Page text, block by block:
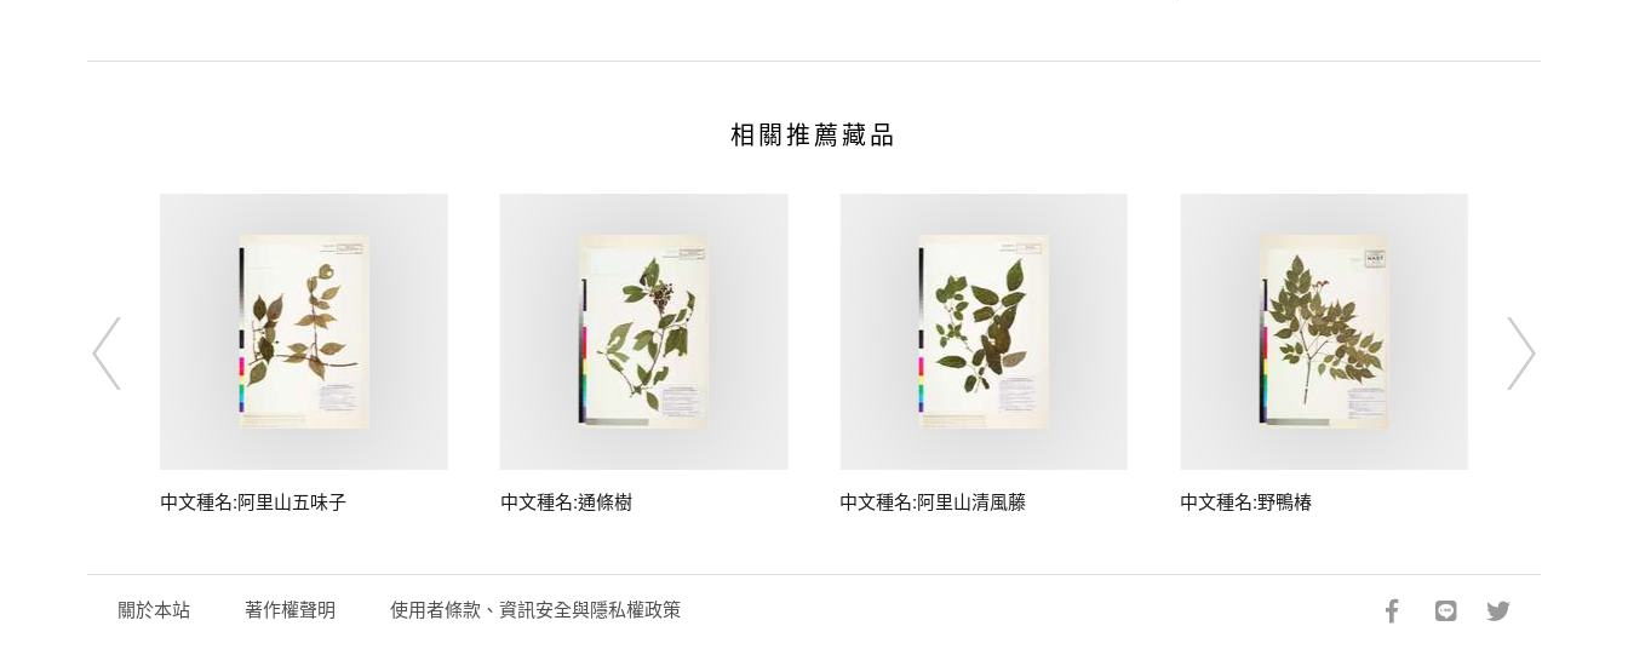
相關推薦藏品
中文種名:阿里山五味子 中文種名:通條樹 中文種名:阿里山清風藤 中文種名:野鴨椿
關於本站 著作權聲明 使用者條款、資訊安全與隱私權政策